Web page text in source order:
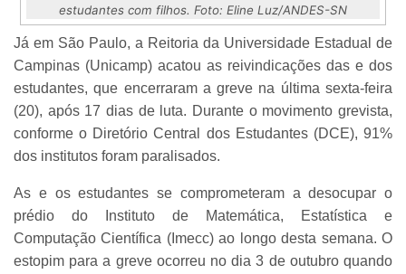
estudantes com filhos. Foto: Eline Luz/ANDES-SN
Já em São Paulo, a Reitoria da Universidade Estadual de
Campinas (Unicamp) acatou as reivindicações das e dos
estudantes, que encerraram a greve na última sexta-feira
(20), após 17 dias de luta. Durante o movimento grevista,
conforme o Diretório Central dos Estudantes (DCE), 91%
dos institutos foram paralisados.
As e os estudantes se comprometeram a desocupar o
prédio do Instituto de Matemática, Estatística e
Computação Científica (Imecc) ao longo desta semana. O
estopim para a greve ocorreu no dia 3 de outubro quando